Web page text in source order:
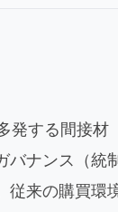
発する間接
バナンス（統
従来の購買環